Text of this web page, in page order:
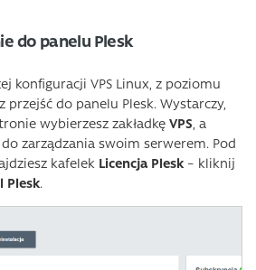
do panelu Plesk
konfiguracji VPS Linux, z poziomu
przejść do panelu Plesk. Wystarczy,
wybierzesz zakładkę VPS, a
zarządzania swoim serwerem. Pod
kafelek Licencja Plesk – kliknij
Plesk.